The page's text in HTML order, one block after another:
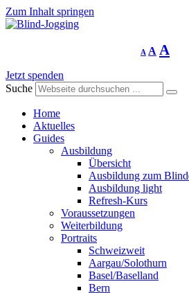
Zum Inhalt springen
A
Schriftgrösse
verringern
A A
Jetzt spenden
Suche
Home
Aktuelles
Guides
Ausbildung
Übersicht
Ausbildung zum
Ausbildung light
Refresh-Kurs
Voraussetzungen
Weiterbildung
Portraits
Schweizweit
Aargau/Solothurn
Basel/Baselland
Bern